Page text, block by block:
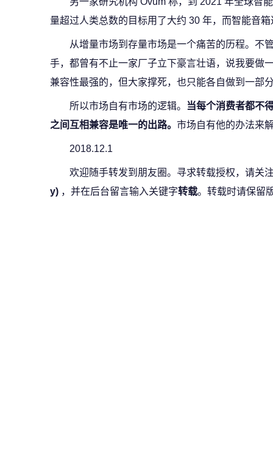
量超过人类总数的目标用了大约 30 年，而智能音
从增量市场到存量市场是一个痛苦的历程。不
手，都曾有不止一家厂子立下豪言壮语，说我要做
兼容性最强的，但大家撑死，也只能各自做到一部
所以市场自有市场的逻辑。
当每个消费者都不
之间互相兼容是唯一的出路。 市场自有他的办法来
2018.12.1
欢迎随手转发到朋友圈。寻求转载授权，请关
y) ，并在后台留言输入关键字转载。转载时请保留